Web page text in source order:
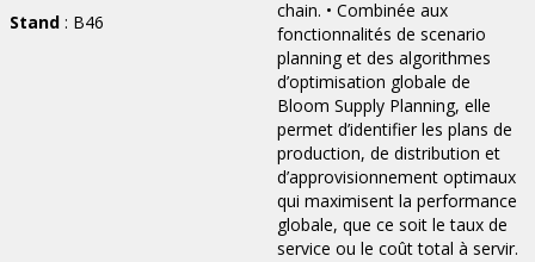
Stand : B46
chain. • Combinée aux
fonctionnalités de scenario
planning et des algorithmes
d’optimisation globale de
Bloom Supply Planning, elle
permet d’identifier les plans de
production, de distribution et
d’approvisionnement optimaux
qui maximisent la performance
globale, que ce soit le taux de
service ou le coût total à servir.